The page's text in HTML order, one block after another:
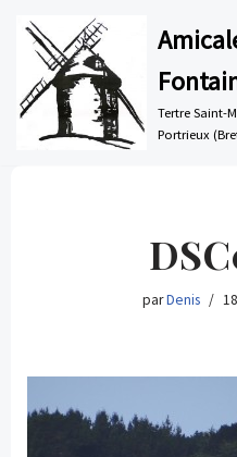
Aller
au
contenu
Tertre Saint-
Portrieux
parDenis